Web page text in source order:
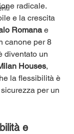
radicale.
e la crescita
Romana e
canone per 8
diventato un
Houses,
la flessibilità è
per un
e